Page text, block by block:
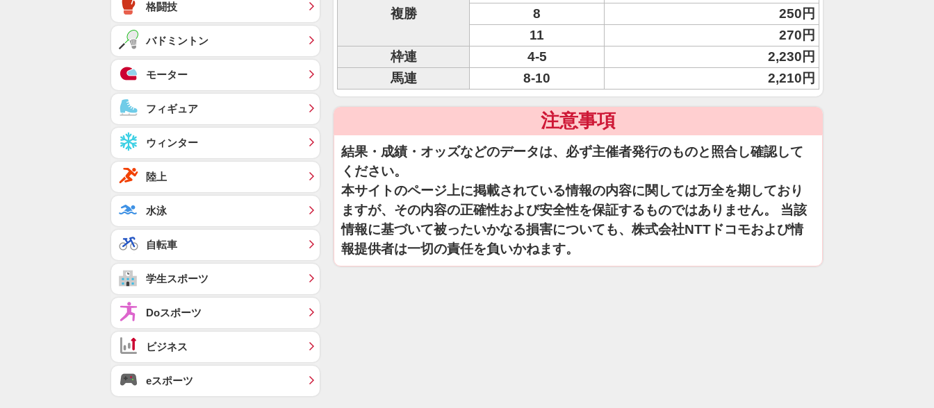
複勝
8
250円
11
270円
枠連
4-5
2,230円
馬連
8-10 2,210円
注意事項
結果・成績・オッズなどのデータは、必ず主催者発行のものと照合し確認して
ください。
本サイトのページ上に掲載されている情報の内容に関しては万全を期しており
ますが、その内容の正確性および安全性を保証するものではありません。 当該
情報に基づいて被ったいかなる損害についても、株式会社NTTドコモおよび情
報提供者は一切の責任を負いかねます。
格闘技
バドミントン
モーター
フィギュア
ウィンター
陸上
水泳
自転車
学生スポーツ
Doスポーツ
ビジネス
eスポーツ